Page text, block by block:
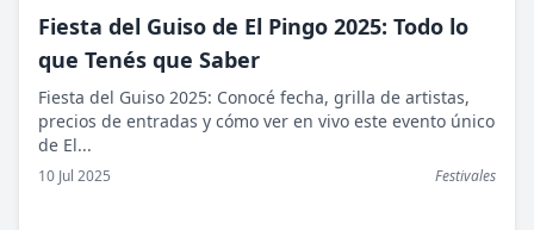
Fiesta del Guiso de El Pingo 2025: Todo lo
que Tenés que Saber
Fiesta del Guiso 2025: Conocé fecha, grilla de artistas,
precios de entradas y cómo ver en vivo este evento único
de El...
10 Jul 2025 Festivales